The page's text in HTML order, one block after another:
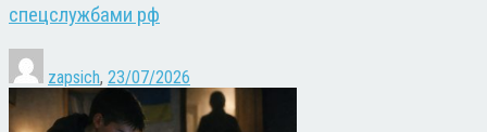
спецслужбами рф
zapsich, 23/07/2026